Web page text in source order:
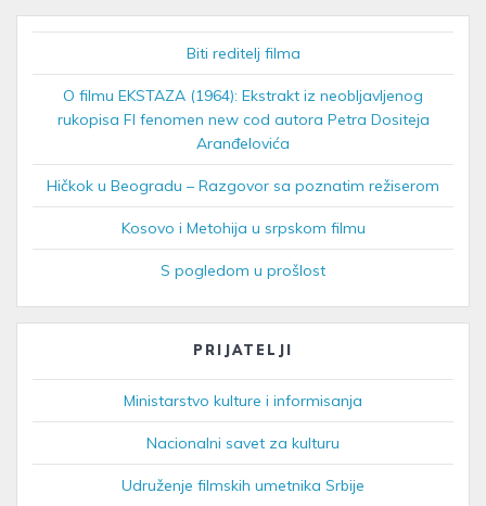
Biti reditelj filma
O filmu EKSTAZA (1964): Ekstrakt iz neobljavljenog
rukopisa FI fenomen new cod autora Petra Dositeja
Aranđelovića
Hičkok u Beogradu – Razgovor sa poznatim režiserom
Kosovo i Metohija u srpskom filmu
S pogledom u prošlost
PRIJATELJI
Ministarstvo kulture i informisanja
Nacionalni savet za kulturu
Udruženje filmskih umetnika Srbije